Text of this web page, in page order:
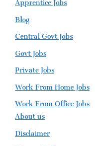
Blog
Central Govt Jobs
Govt Jobs
Private Jobs
Work From Home Jobs
Work From Office Jobs
About us
Disclaimer